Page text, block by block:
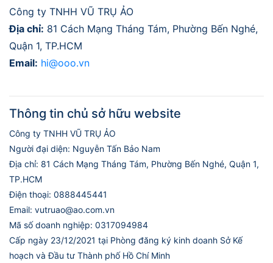
Công ty TNHH VŨ TRỤ ẢO
Địa chỉ: 81 Cách Mạng Tháng Tám, Phường Bến Nghé,
Quận 1, TP.HCM
Email: hi@ooo.vn
Thông tin chủ sở hữu website
Công ty TNHH VŨ TRỤ ẢO
Người đại diện: Nguyễn Tấn Bảo Nam
Địa chỉ: 81 Cách Mạng Tháng Tám, Phường Bến Nghé, Quận 1,
TP.HCM
Điện thoại: 0888445441
Email: vutruao@ao.com.vn
Mã số doanh nghiệp: 0317094984
Cấp ngày 23/12/2021 tại Phòng đăng ký kinh doanh Sở Kế
hoạch và Đầu tư Thành phố Hồ Chí Minh